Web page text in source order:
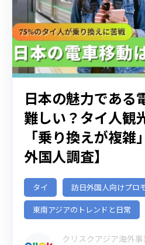
日本の魅力である
難しい？タイ人観
「乗り換えが複雑
外国人調査】
タイ 訪日外国人向けプロ
東南アジアのトレンドと日常
クリスクアジア海外事